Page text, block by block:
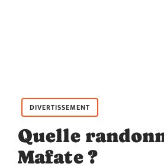
DIVERTISSEMENT
Quelle
Mafate ?